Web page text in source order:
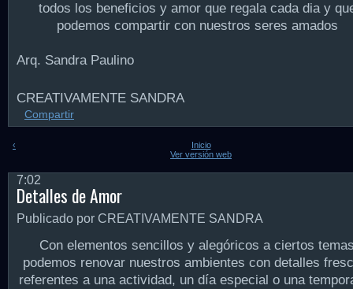
todos los beneficios y amor que regala cada dia y
podemos compartir con nuestros seres amados
Arq. Sandra Paulino
CREATIVAMENTE SANDRA
Compartir
‹
Inicio
Ver versión web
7:02
Detalles de Amor
Publicado por CREATIVAMENTE SANDRA
Con elementos sencillos y alegóricos a ciertos
podemos renovar nuestros ambientes con detalles
referentes a una actividad, un día especial o una